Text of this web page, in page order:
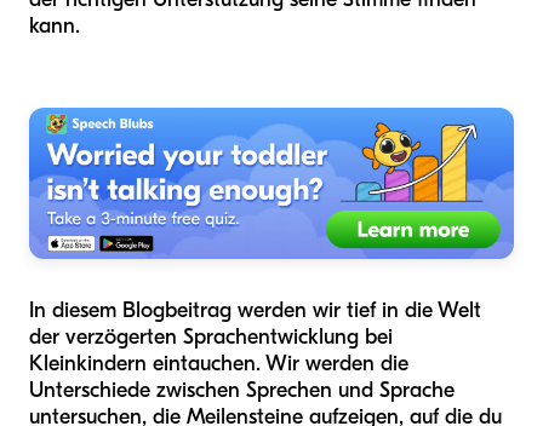
kann.
In diesem Blogbeitrag werden wir tief in die Welt
der verzögerten Sprachentwicklung bei
Kleinkindern eintauchen. Wir werden die
Unterschiede zwischen Sprechen und Sprache
untersuchen, die Meilensteine aufzeigen, auf die du